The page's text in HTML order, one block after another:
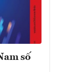
số